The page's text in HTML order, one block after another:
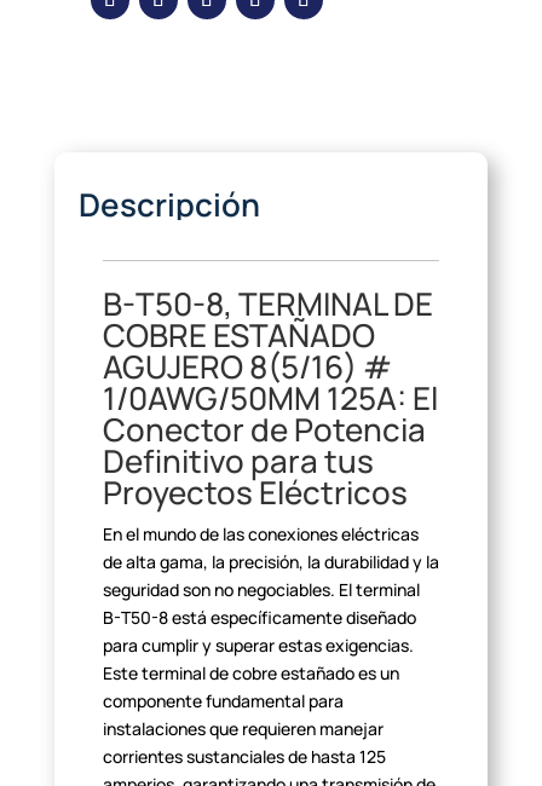
Descripción
B-T50-8, TERMINAL DE
COBREESTAÑADO
AGUJERO 8(5/16) #
1/0AWG/50MM 125A: El
Conector de Potencia
Definitivo para tus
Proyectos Eléctricos
En el mundo de las conexiones eléctricas
de alta gama, la precisión, la durabilidad y la
seguridad son no negociables. El terminal
B-T50-8 está específicamente diseñado
para cumplir y superar estasexigencias.
Este terminal de cobre estañado es un
componente fundamental para
instalaciones que requieren manejar
corrientes sustanciales de hasta 125